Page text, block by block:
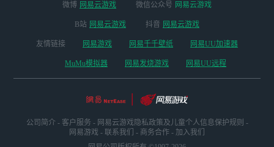
微博 网易云游戏 微信公众号 网易云游戏
B站 网易云游戏 抖音 网易云游戏
友情链接 网易游戏 网易千千壁纸 网易UU加速器
MuMu模拟器 网易发烧游戏 网易UU远程
公司简介 - 客户服务 - 网易云游戏隐私政策及儿童个人信息保护规则 -
网易游戏 - 联系我们 - 商务合作 - 加入我们